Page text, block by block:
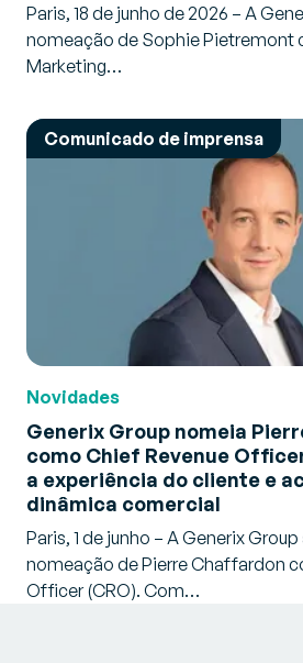
Paris, 18 de junho de 2026 – A
nomeação de Sophie Pietremont
Marketing…
Comunicado de imprensa
Novidades
Generix Group nomeia
como Chief Revenue
a experiência do cliente e
dinâmica comercial
Paris, 1 de junho – A Generix
nomeação de Pierre Chaffardon
Officer (CRO). Com…